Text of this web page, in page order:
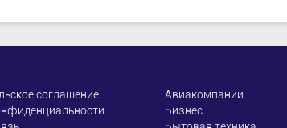
соглашение
Авиакомпании
Бизнес